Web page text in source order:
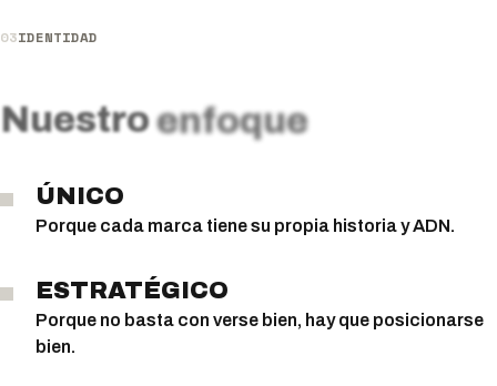
03IDENTIDAD
Nuestroenfoque
ÚNICO
Porque cada marca tiene su propia historia y ADN.
ESTRATÉGICO
Porque no basta con verse bien, hay que posicionarse
bien.